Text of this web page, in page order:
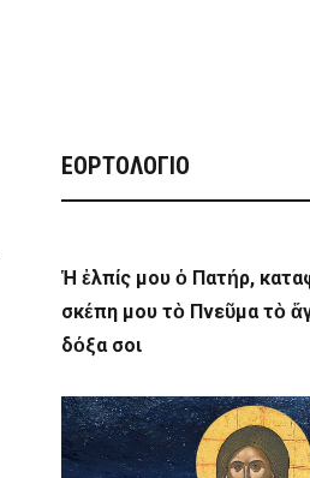
ΕΟΡΤΟΛΟΓΙΟ
Ἡ ἐλπίς μου ὁ Πατήρ,
σκέπη μου τὸ Πνεῦμα τὸ
δόξα σοι